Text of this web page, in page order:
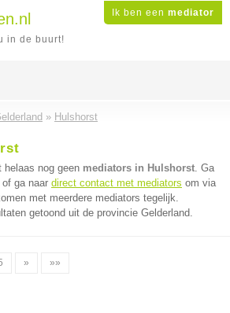
Ik ben een mediator
in de buurt!
» Hulshorst
helaas nog geen mediators in Hulshorst. Ga
of ga naar direct contact met mediators om via
met meerdere mediators tegelijk.
getoond uit de provincie Gelderland.
» »»